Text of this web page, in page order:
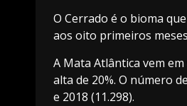
O Cerrado é o bioma
aos oito primeiros
A Mata Atlântica vem
alta de 20%. O número
e 2018 (11.298).